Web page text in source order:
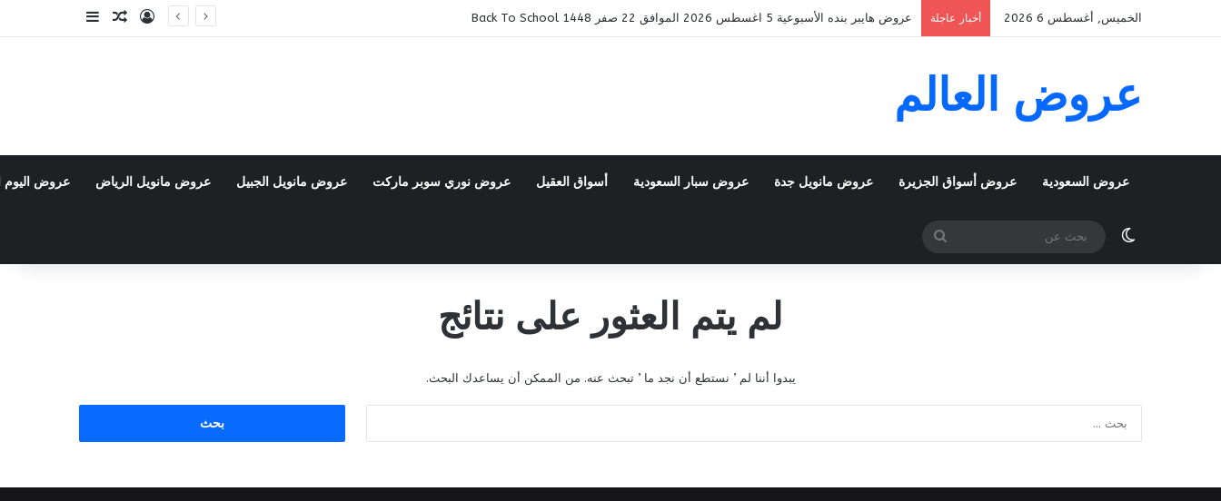
الخميس, أغسطس 6 2026 أخبار عاجلة عروض هايبر بنده الأسبوعية 5 اغسطس 2026 الموافق 22 صفر 1448 Back To School تسجيل الدخول
مقال عشوائي
إضافة عمود
عروض العالم
عروض السعودية عروض أسواق الجزيرة عروض مانويل جدة عروض سبار السعودية أسواق العقيل عروض نوري سوبر ماركت عروض مانويل الجبيل عروض مانويل الرياض عروض اليوم
الوضع المظلم
بحث
عن
لم يتم العثور على نتائج
يبدوا أننا لم ’ نستطع أن نجد ما ’ تبحث عنه. من الممكن أن يساعدك البحث.